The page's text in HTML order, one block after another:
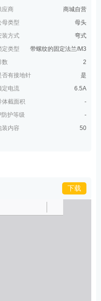
应商
商城自营
母类型
母头
装方式
弯式
定类型
带螺纹的固定法兰/M3
数
2
否有接地针
是
定电流
6.5A
体截面积
-
防护等级
-
装内容
50
下载